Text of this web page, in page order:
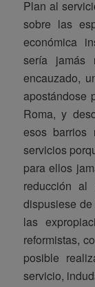
Plan al
sobre las
económica
sería jamás
encauzado,
apostándose
Roma, y
esos barrios
servicios
para ellos
reducción al
dispusiese
las
reformistas,
posible
servicio,